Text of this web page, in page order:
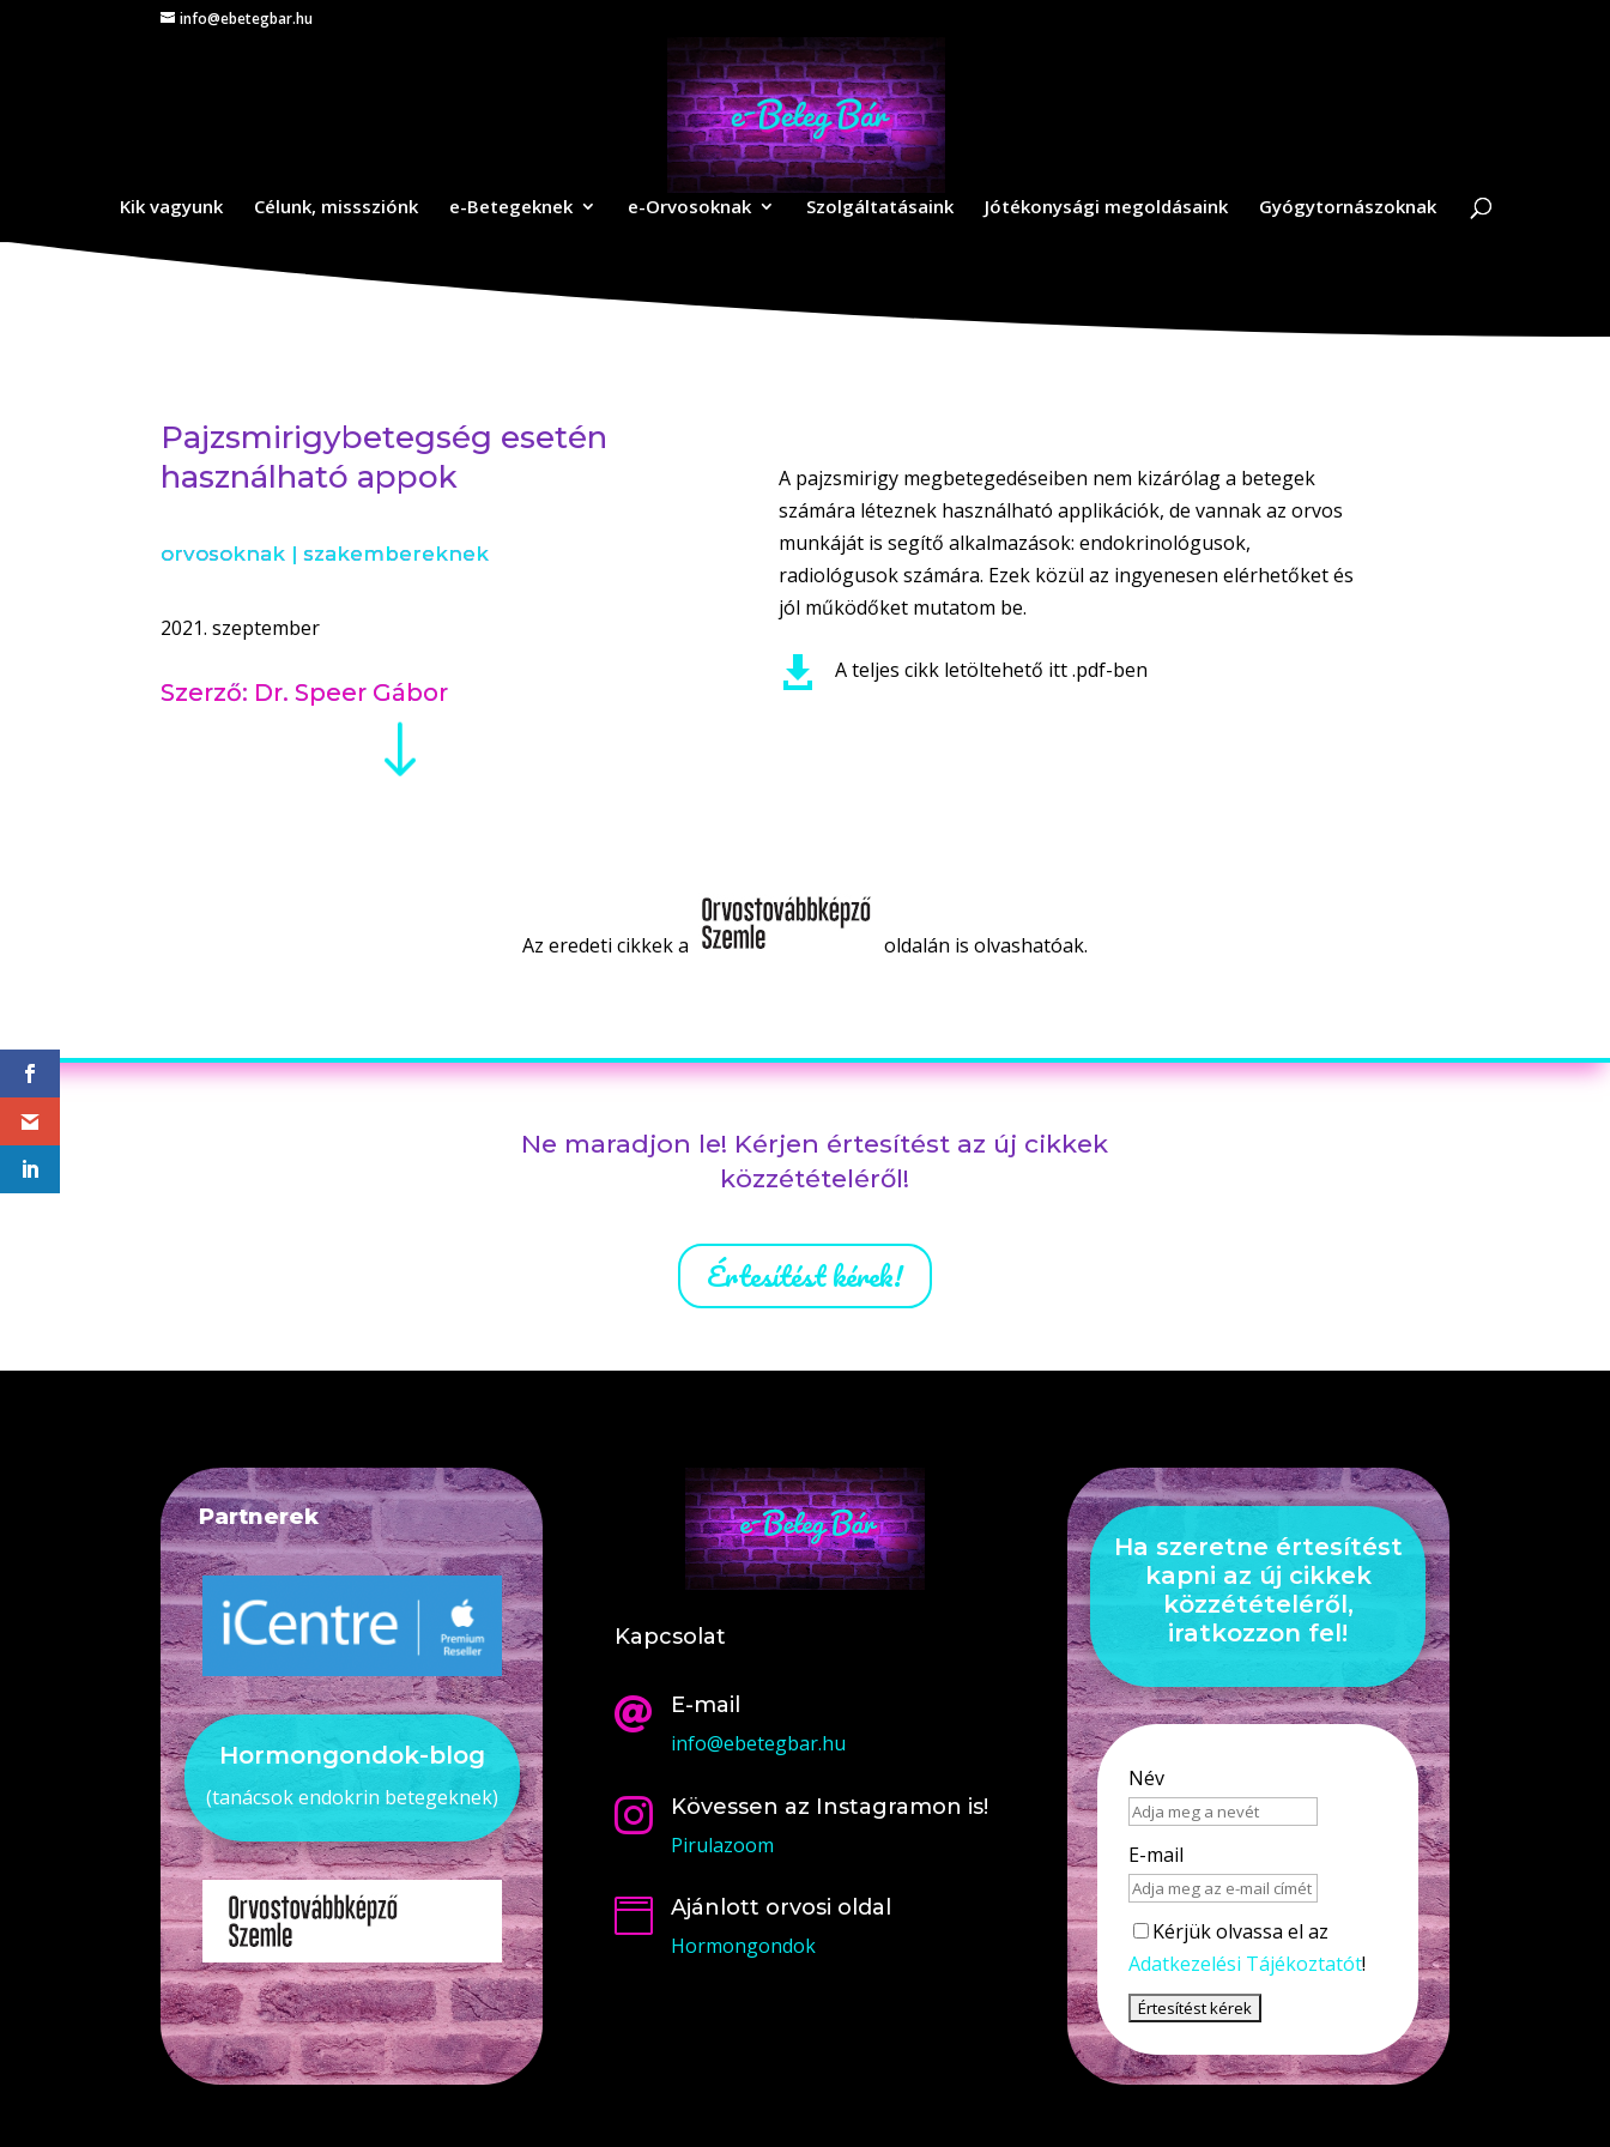
info@ebetegbar.hu
Kik vagyunk Célunk, misssziónk e-Betegeknek e-Orvosoknak Szolgáltatásaink Jótékonysági megoldásaink Gyógytornászoknak
Pajzsmirigybetegség esetén
használható appok
orvosoknak |szakembereknek
2021. szeptember
Szerző: Dr. Speer Gábor
"
A pajzsmirigy megbetegedéseiben nem kizárólag a betegek
számára léteznek használható applikációk, de vannak az orvos
munkáját is segítő alkalmazások: endokrinológusok,
radiológusok számára. Ezek közül az ingyenesen elérhetőket és
jól működőket mutatom be.
 A teljes cikk letöltehető itt .pdf-ben
Az eredeti cikkek a oldalán is olvashatóak.
Ne maradjon le! Kérjen értesítést az új cikkek
közzétételéről!
Értesítést kérek!
Partnerek
Hormongondok-blog
(tanácsok endokrin betegeknek)
Kapcsolat

E-mail
info@ebetegbar.hu

Kövessen az Instagramon is!
Pirulazoom

Ajánlott orvosi oldal
Hormongondok
Ha szeretne értesítést
kapni az új cikkek
közzétételéről,
iratkozzon fel!
Név
E-mail
Kérjük olvassa el az
Adatkezelési Tájékoztatót!